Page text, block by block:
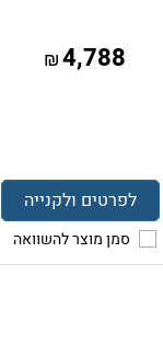
4,788
₪
לפרטים ולקנייה
סמן מוצר להשוואה